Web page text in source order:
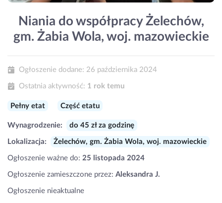
Niania do współpracy Żelechów,
gm. Żabia Wola, woj. mazowieckie
Ogłoszenie dodane: 26 października 2024
Ostatnia aktywność: 1 rok temu
Pełny etat Część etatu
Wynagrodzenie: do 45 zł za godzinę
Lokalizacja: Żelechów, gm. Żabia Wola, woj. mazowieckie
Ogłoszenie ważne do: 25 listopada 2024
Ogłoszenie zamieszczone przez: Aleksandra J.
Ogłoszenie nieaktualne